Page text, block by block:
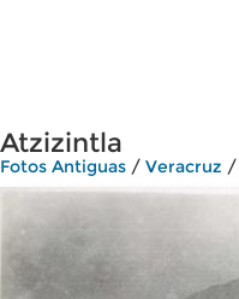
Atzizintla
Fotos Antiguas / Veracruz /